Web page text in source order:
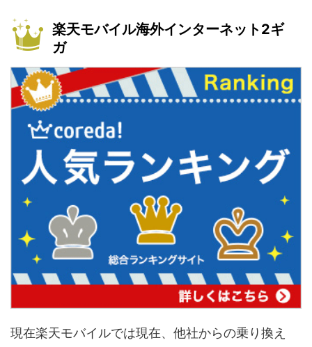
楽天モバイル海外インターネット2ギ
ガ
現在楽天モバイルでは現在、他社からの乗り換え